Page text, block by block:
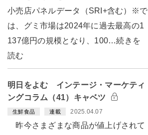
小売店パネルデータ（SRI+含む）※で
は、グミ市場は2024年に過去最高の1
137億円の規模となり、100…続きを
読む
明日をよむ インテージ・マーケティ
ングコラム（41）キャベツ
生鮮食品 連載 2025.04.07
昨今さまざまな商品が値上げされて